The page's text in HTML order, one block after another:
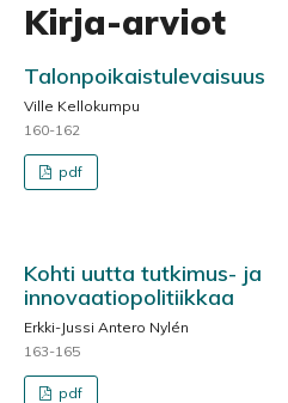
Kirja-arviot
Talonpoikaistulevaisuus
Ville Kellokumpu
160-162
pdf
Kohti uutta tutkimus- ja
innovaatiopolitiikkaa
Erkki-Jussi Antero Nylén
163-165
pdf